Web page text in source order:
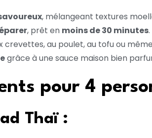
, mélangeant textures
, prêt en moins de 30 minutes.
crevettes, au poulet, au tofu ou
grâce à une sauce maison bien
pour 4
Thaï :